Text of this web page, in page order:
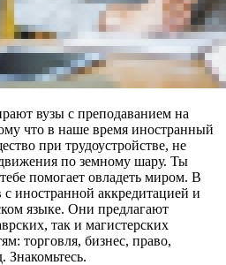
вузы с преподаванием на
что в наше время иностранный
при трудоустройстве, не
по земному шару. Ты
помогает овладеть миром. В
с иностранной аккредитацией и
языке. Они предлагают
так и магистерских
торговля, бизнес, право,
Знакомьтесь.